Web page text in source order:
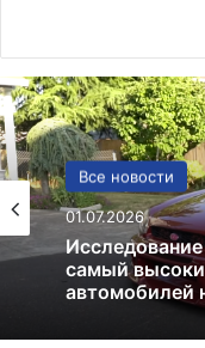
США
13.06.2025
Америка